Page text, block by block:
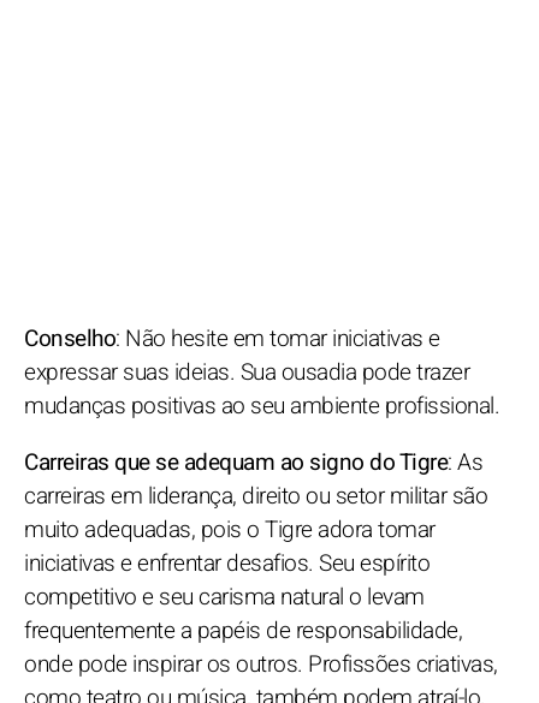
Conselho: Não hesite em tomar iniciativas e
expressar suas ideias. Sua ousadia pode trazer
mudanças positivas ao seu ambiente profissional.
Carreiras que se adequam ao signo do Tigre: As
carreiras em liderança, direito ou setor militar são
muito adequadas, pois o Tigre adora tomar
iniciativas e enfrentar desafios. Seu espírito
competitivo e seu carisma natural o levam
frequentemente a papéis de responsabilidade,
onde pode inspirar os outros. Profissões criativas,